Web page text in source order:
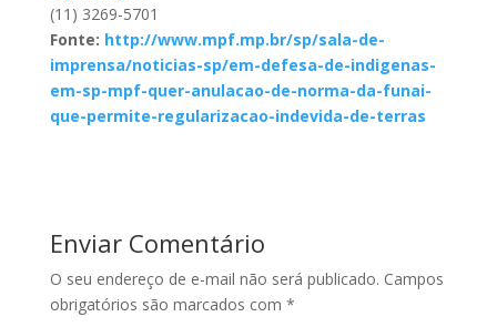
(11) 3269-5701
Fonte: http://www.mpf.mp.br/sp/sala-de-
imprensa/noticias-sp/em-defesa-de-indigenas-
em-sp-mpf-quer-anulacao-de-norma-da-funai-
que-permite-regularizacao-indevida-de-terras
Enviar Comentário
O seu endereço de e-mail não será publicado. Campos
obrigatórios são marcados com *